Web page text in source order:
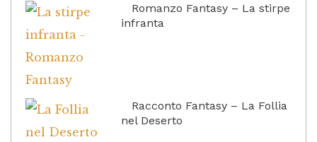
Romanzo Fantasy – La stirpe
infranta
Racconto Fantasy – La Follia
nel Deserto